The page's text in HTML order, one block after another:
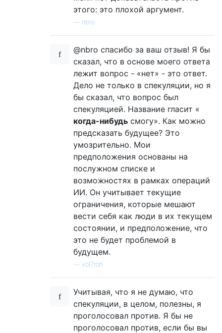
этого: это плохой аргумент.
nbro
@nbro спасибо за ваш отзыв! Я бы
сказал, что в основе моего ответа
лежит вопрос - «нет» - это ответ.
Дело не только в спекуляции, но я
бы сказал, что вопрос был
спекуляцией. Название гласит «
когда-нибудь смогу». Как можно
предсказать будущее? Это
умозрительно. Мои
предположения основаны на
послужном списке и
возможностях в рамках операций
ИИ. Он учитывает текущие
ограничения, которые мешают
вести себя как люди в их текущем
состоянии, и предположение, что
это не будет проблемой в
будущем.
vol7ron
Учитывая, что я не думаю, что
спекуляции, в целом, полезны, я
проголосовал против. Я бы не
проголосовал против, если бы вы